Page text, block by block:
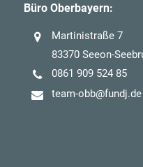
Büro Oberbayern:
Martinistraße 7
83370 Seeon-
0861 909 524 85
team-obb@fundj.de